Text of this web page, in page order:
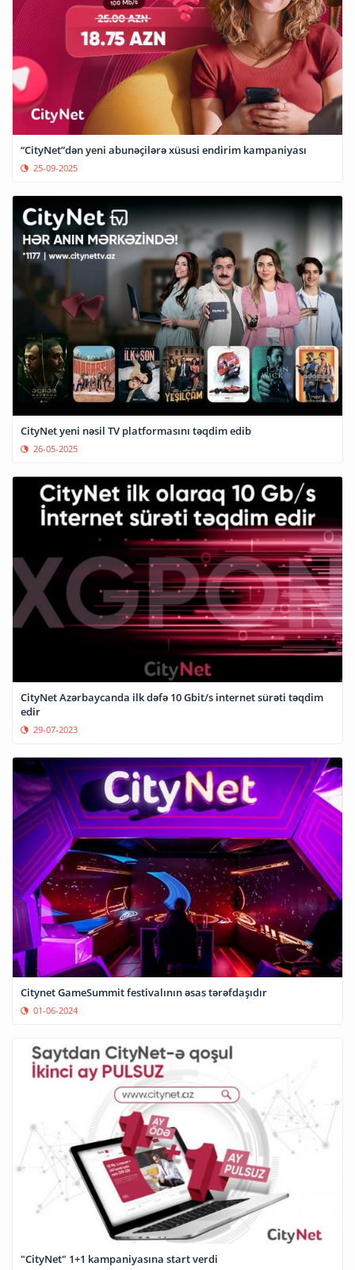
“CityNet”dən yeni abunəçilərə xüsusi endirim kampaniyası
25-09-2025
CityNet yeni nəsil TV platformasını təqdim edib
26-05-2025
CityNet Azərbaycanda ilk dəfə 10 Gbit/s internet sürəti təqdim
edir
29-07-2023
Citynet GameSummit festivalının əsas tərəfdaşıdır
01-06-2024
"CityNet" 1+1 kampaniyasına start verdi